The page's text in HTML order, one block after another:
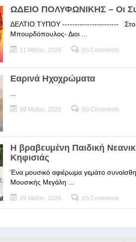
ΩΔΕΙΟ ΠΟΛΥΦΩΝΙΚΗΣ – Οι
ΔΕΛΤΙΟ ΤΥΠΟΥ ----------------------- Στο
Μπουρδόπουλος- Διοι ...
21 Μαΐου, 2026 (0) Comments
Εαρινά Ηχοχρώματα
08 Μαΐου, 2026 (0) Comments
Η βραβευμένη Παιδική
Κηφισιάς
Ένα μουσικό αφιέρωμα γεμάτο
Μουσικής Μεγάλη ...
05 Μαΐου, 2026 (0) Comments